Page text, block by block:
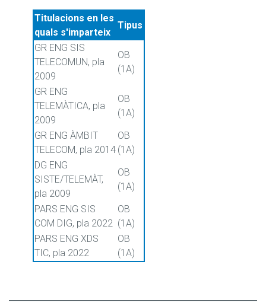
Titulacions en les
quals s'imparteix
Tipus
GR ENG SIS
TELECOMUN, pla
2009
OB
(1A)
GR ENG
TELEMÀTICA, pla
2009
OB
(1A)
GR ENG ÀMBIT
TELECOM, pla 2014
OB
(1A)
DG ENG
SISTE/TELEMÀT,
pla 2009
OB
(1A)
PARS ENG SIS
COM DIG, pla 2022
OB
(1A)
PARS ENG XDS
TIC, pla 2022
OB
(1A)